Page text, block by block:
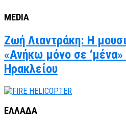
MEDIA
Ζωή Λιαντράκη: Η
«Ανήκω μόνο σε ‘μένα»
Ηρακλείου
ΕΛΛΑΔΑ